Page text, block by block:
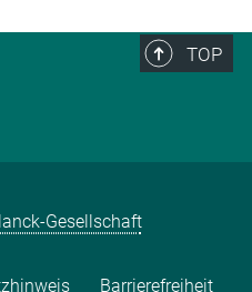
TOP
Gesellschaft
Barrierefreiheit